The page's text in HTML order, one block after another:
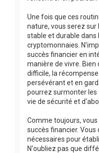
Une fois que ces
nature, vous serez sur
stable et durable dans
cryptomonnaies.
succès financier en
manière de vivre. Bien
difficile, la
persévérant et en
pourrez surmonter les
vie de sécurité et
Comme toujours,
succès financier.
nécessaires pour
N'oubliez pas que